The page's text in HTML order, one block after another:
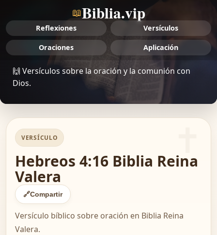
📖Biblia.vip
Reflexiones Versículos
Oraciones Aplicación
🙌 Versículos sobre la oración y la comunión con
Dios.
VERSÍCULO
Hebreos 4:16 Biblia Reina
Valera
🔗Compartir
Versículo bíblico sobre oración en Biblia Reina
Valera.